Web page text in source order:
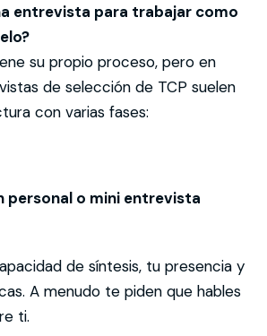
entrevista para trabajar como
su propio proceso, pero en
de selección de TCP suelen
con varias fases:
personal o mini entrevista
de síntesis, tu presencia y
A menudo te piden que hables
ti.